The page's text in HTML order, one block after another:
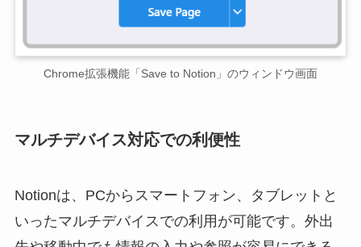
Chrome拡張機能「Save to Notion」のウィンドウ画面
マルチデバイス対応での利便性
Notionは、PCからスマートフォン、タブレットと
いったマルチデバイスでの利用が可能です。外出